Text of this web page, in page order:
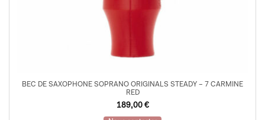
BEC DE SAXOPHONE SOPRANO ORIGINALS STEADY – 7 CARMINE
RED
189,00 €